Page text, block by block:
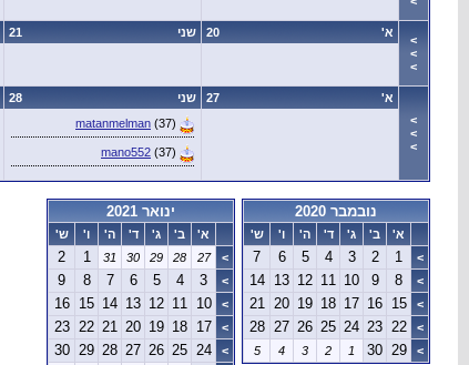
>
>
>
20 א' 21 שני
>
>
>
27 א' 28
שני
matanmelman (37)
mano552 (37)
נובמבר 2020
א' ב' ג' ד' ה' ו'
ש'
>
1
2
3
4
5
6
7
>
8
9
10
11
12
13
14
>
15
16
17
18
19
20
21
>
22
23
24
25
26
27
28
>
29
30
1
2
3
4
5
ינואר 2021
א' ב' ג' ד' ה' ו'
ש'
>
27
28
29
30
31
1
2
>
3
4
5
6
7
8
9
>
10
11
12
13
14
15
16
>
17
18
19
20
21
22
23
>
24
25
26
27
28
29
30